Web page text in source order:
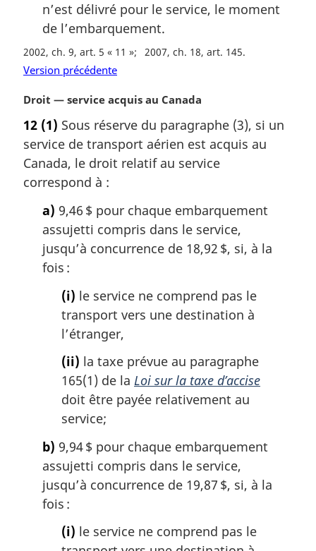
n’est délivré pour le service, le moment
de l’embarquement.
2002, ch. 9, art. 5 « 11 » 2007, ch. 18, art. 145
Version précédente
N
t
e
m
a
Droit — service acquis au Canada
12 (1) Sous réserve du paragraphe (3), si un
service de transport aérien est acquis au
Canada, le droit relatif au service
correspond à :
a) 9,46 $ pour chaque embarquement
assujetti compris dans le service,
jusqu’à concurrence de 18,92 $, si, à la
fois :
(i) le service ne comprend pas le
transport vers une destination à
l’étranger,
(ii) la taxe prévue au paragraphe
165(1) de la Loi sur la taxe d’accise
doit être payée relativement au
service;
b) 9,94 $ pour chaque embarquement
assujetti compris dans le service,
jusqu’à concurrence de 19,87 $, si, à la
fois :
(i) le service ne comprend pas le